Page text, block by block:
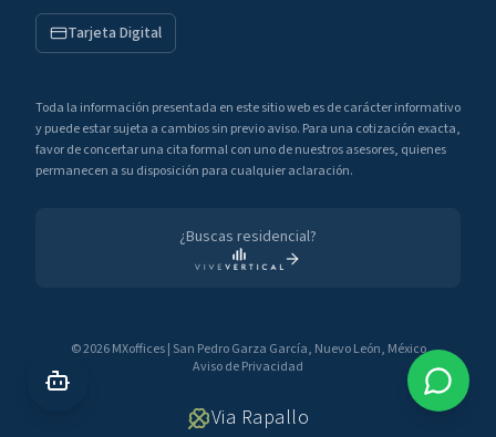
Tarjeta Digital
Toda la información presentada en este sitio web es de carácter informativo
y puede estar sujeta a cambios sin previo aviso. Para una cotización exacta,
favor de concertar una cita formal con uno de nuestros asesores, quienes
permanecen a su disposición para cualquier aclaración.
¿Buscas residencial?
©2026 MXoffices| San Pedro Garza García, Nuevo León, México
Aviso de Privacidad
Via Rapallo